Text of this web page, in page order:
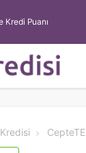
İhtiyaç